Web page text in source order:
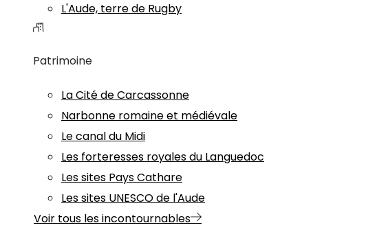
L'Aude, terre de Rugby
Patrimoine
La Cité de Carcassonne
Narbonne romaine et médiévale
Le canal du Midi
Les forteresses royales du Languedoc
Les sites Pays Cathare
Les sites UNESCO de l'Aude
Voir tous les incontournables